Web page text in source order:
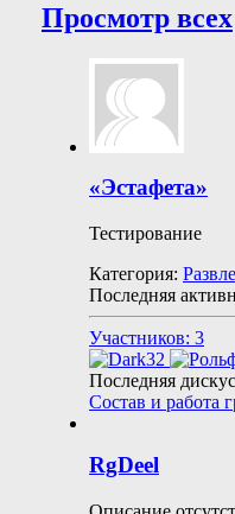
Просмотр всех
«Эстафета»
Тестирование
Категория:
Последняя
Участников: 3
Последняя
Состав и работа
RgDeel